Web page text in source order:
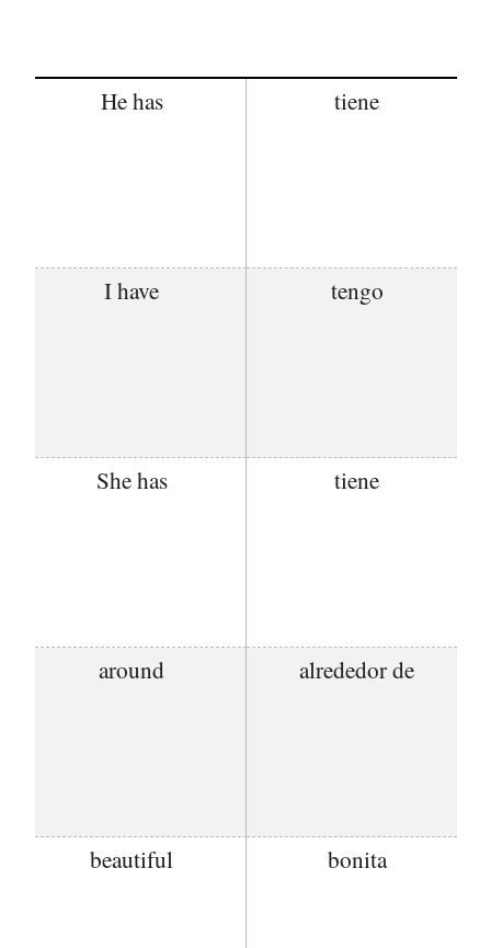
He has tiene
I have tengo
She has tiene
around alrededor de
beautiful bonita